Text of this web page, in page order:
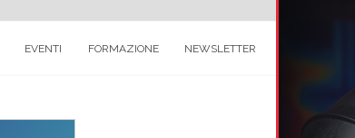
EVENTI FORMAZIONE NEWSLETTER